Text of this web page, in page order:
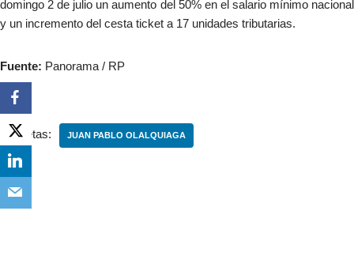
domingo 2 de julio un aumento del 50% en el salario mínimo nacional
y un incremento del cesta ticket a 17 unidades tributarias.
Fuente: Panorama / RP
Etiquetas: JUAN PABLO OLALQUIAGA